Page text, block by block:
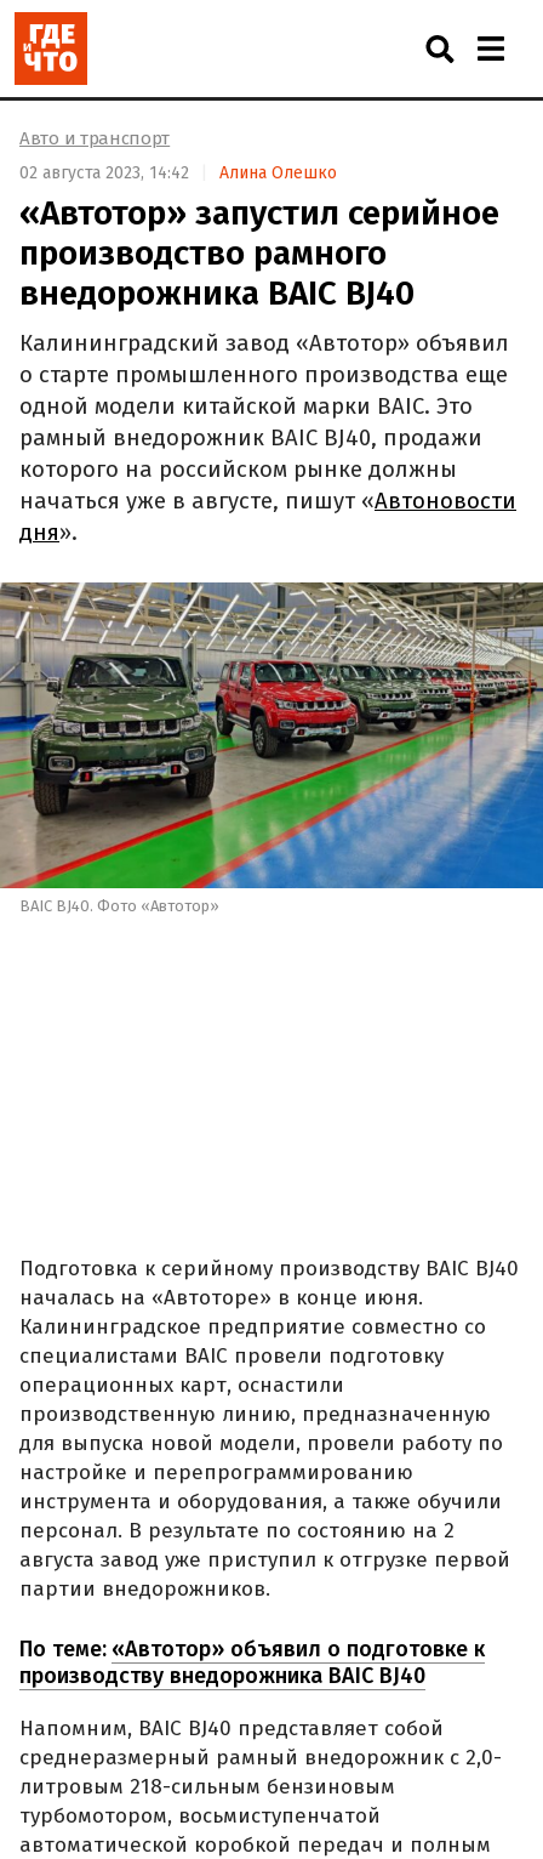
Авто и транспорт
02 августа 2023, 14:42 Алина Олешко
«Автотор» запустил серийное
производство рамного
внедорожника BAIC BJ40
Калининградский завод «Автотор» объявил
о старте промышленного производства еще
одной модели китайской марки BAIC. Это
рамный внедорожник BAIC BJ40, продажи
которого на российском рынке должны
начаться уже в августе, пишут «Автоновости
дня».
BAIC BJ40. Фото «Автотор»
Подготовка к серийному производству BAIC BJ40
началась на «Автоторе» в конце июня.
Калининградское предприятие совместно со
специалистами BAIC провели подготовку
операционных карт, оснастили
производственную линию, предназначенную
для выпуска новой модели, провели работу по
настройке и перепрограммированию
инструмента и оборудования, а также обучили
персонал. В результате по состоянию на 2
августа завод уже приступил к отгрузке первой
партии внедорожников.
По теме: «Автотор» объявил о подготовке к
производству внедорожника BAIC BJ40
Напомним, BAIC BJ40 представляет собой
среднеразмерный рамный внедорожник с 2,0-
литровым 218-сильным бензиновым
турбомотором, восьмиступенчатой
автоматической коробкой передач и полным